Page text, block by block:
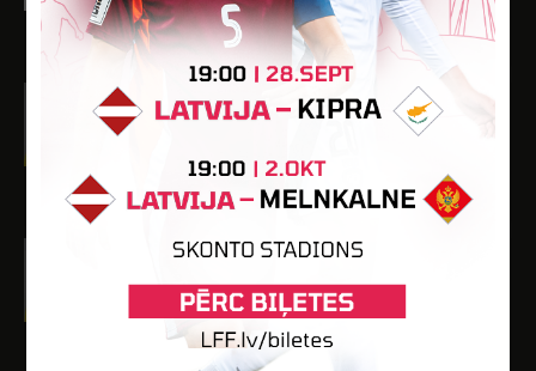
- - - - -
Romans Mihaļevičs
1 63 - -
Tomass Plēgermanis
Dzimšanas datums: 27.05.2011.
Spēlētāja statuss: Amatieris
- -